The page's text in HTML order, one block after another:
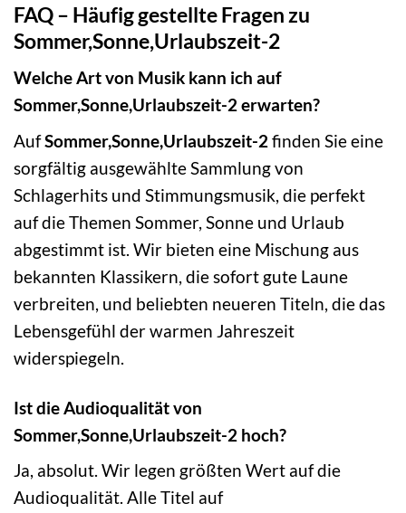
FAQ – Häufig gestellte Fragen zu
Sommer,Sonne,Urlaubszeit-2
Welche Art von Musik kann ich auf
Sommer,Sonne,Urlaubszeit-2 erwarten?
AufSommer,Sonne,Urlaubszeit-2 finden Sie eine
sorgfältig ausgewählte Sammlung von
Schlagerhits und Stimmungsmusik, die perfekt
auf die Themen Sommer, Sonne und Urlaub
abgestimmt ist. Wir bieten eine Mischung aus
bekannten Klassikern, die sofort gute Laune
verbreiten, und beliebten neueren Titeln, die das
Lebensgefühl der warmen Jahreszeit
widerspiegeln.
Ist die Audioqualität von
Sommer,Sonne,Urlaubszeit-2 hoch?
Ja, absolut. Wir legen größten Wert auf die
Audioqualität. Alle Titel auf